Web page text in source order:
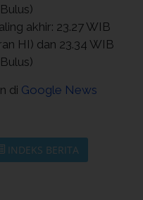
akhir: 23.27 WIB
HI) dan 23.34 WIB
di Google News
INDEKS BERITA